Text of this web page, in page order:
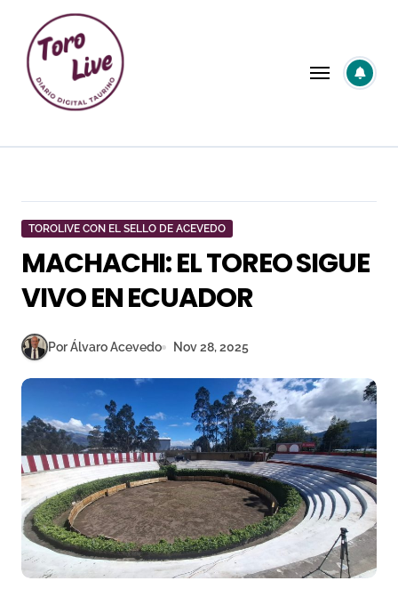
contenido
TOROLIVE CON EL SELLO DE ACEVEDO
MACHACHI: EL TOREO SIGUE
VIVO EN ECUADOR
Por Álvaro Acevedo Nov 28, 2025